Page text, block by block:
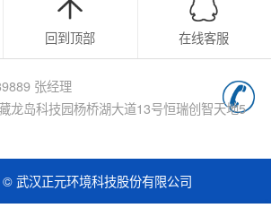
回到顶部 在线客服
张经理
龙岛科技园杨桥湖大道13号恒瑞创智天地5
武汉正元环境科技股份有限公司